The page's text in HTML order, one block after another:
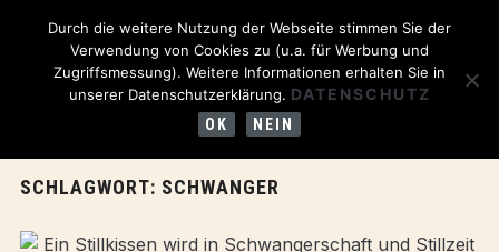
SCHLAGWORT: SCHWANGER
Durch die weitere Nutzung der Webseite stimmen Sie der
Verwendung von Cookies zu (u.a. für Werbung und
Zugriffsmessung). Weitere Informationen erhalten Sie in
unserer Datenschutzerklärung. DATENSCHUTZ
OK NEIN